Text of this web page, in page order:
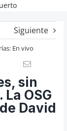
Siguiente
En vivo
sin
OSG
David